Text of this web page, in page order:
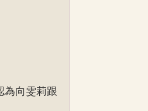
為向雯莉跟